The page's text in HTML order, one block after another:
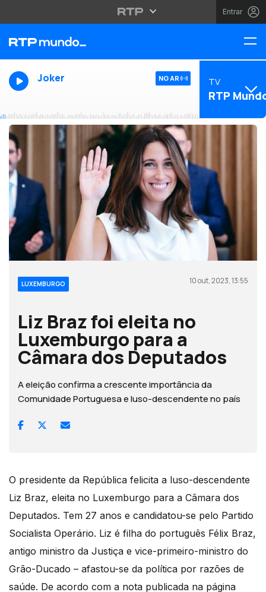
Entrar
Joker NO AR TV
RTP
LUXEMBURGO 10 out, 2023, 13:55
Liz Braz foi eleita no
Luxemburgo para a
Câmara dos Deputados
A eleição confirma a crescente importância da
Comunidade Portuguesa e luso-descendente no país
O presidente da República felicita a luso-descendente
Liz Braz, eleita no Luxemburgo para a Câmara dos
Deputados. Tem 27 anos e candidatou-se pelo Partido
Socialista Operário. Liz é filha do português Félix Braz,
antigo ministro da Justiça e vice-primeiro-ministro do
Grão-Ducado – afastou-se da política por razões de
saúde. De acordo com a nota publicada na página